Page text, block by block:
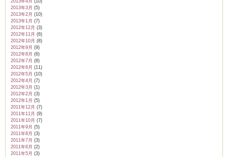
2013年4月 (10)
2013年3月 (5)
2013年2月 (10)
2013年1月 (7)
2012年12月 (3)
2012年11月 (6)
2012年10月 (8)
2012年9月 (9)
2012年8月 (6)
2012年7月 (8)
2012年6月 (11)
2012年5月 (10)
2012年4月 (7)
2012年3月 (1)
2012年2月 (3)
2012年1月 (5)
2011年12月 (7)
2011年11月 (9)
2011年10月 (7)
2011年9月 (5)
2011年8月 (3)
2011年7月 (3)
2011年6月 (2)
2011年5月 (3)